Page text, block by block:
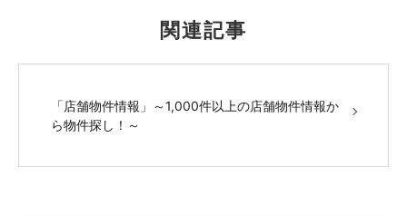
関連記事
「店舗物件情報」～1,000件以上の店舗物件情報か
ら物件探し！～